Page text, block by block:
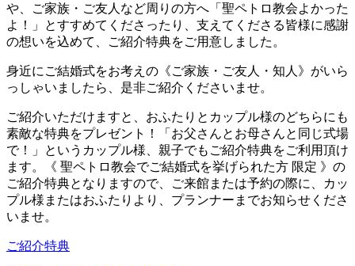
や、ご家族・ご友人など周りの方へ「聖ペトロ教会よかった
よ！」とすすめてくださったり、支えてくださる皆様に感謝
の想いを込めて、ご紹介特典をご用意しました。
身近にご結婚式をお考えの《ご家族・ご友人・知人》がいら
っしゃいましたら、是非ご紹介くださいませ。
ご紹介いただけますと、おふたりとカップル様のどちらにも
素敵な特典をプレゼント！
「お父さんとお母さんと同じ式場
で！」というカップル様、親子でもご紹介特典をご利用頂け
ます。
《 聖ペトロ教会でご結婚式を挙げられた方 限定 》 の
ご紹介特典となりますので、ご来館または予約の際に、カッ
プル様またはおふたりより、プランナーまでお知らせくださ
いませ。
ご紹介特典